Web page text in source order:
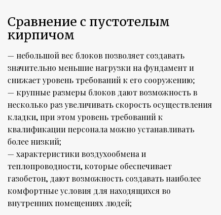
Сравнение с пустотелым
кирпичом
— небольшой вес блоков позволяет создавать
значительно меньшие нагрузки на фундамент и
снижает уровень требований к его сооружению;
— крупные размеры блоков дают возможность в
несколько раз увеличивать скорость осуществления
кладки, при этом уровень требований к
квалификации персонала можно устанавливать
более низкий;
— характеристики воздухообмена и
теплопроводности, которые обеспечивает
газобетон, дают возможность создавать наиболее
комфортные условия для находящихся во
внутренних помещениях людей;